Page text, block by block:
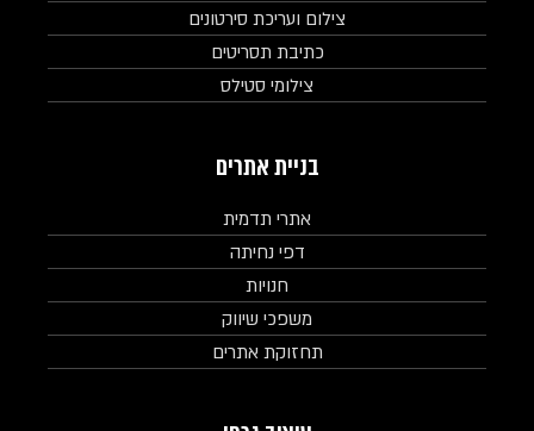
צילום ועריכת סירטונים
כתיבת תסריטים
צילומי סטילס
בניית אתרים
אתרי תדמית
דפי נחיתה
חנויות
משפכי שיווק
תחזוקת אתרים